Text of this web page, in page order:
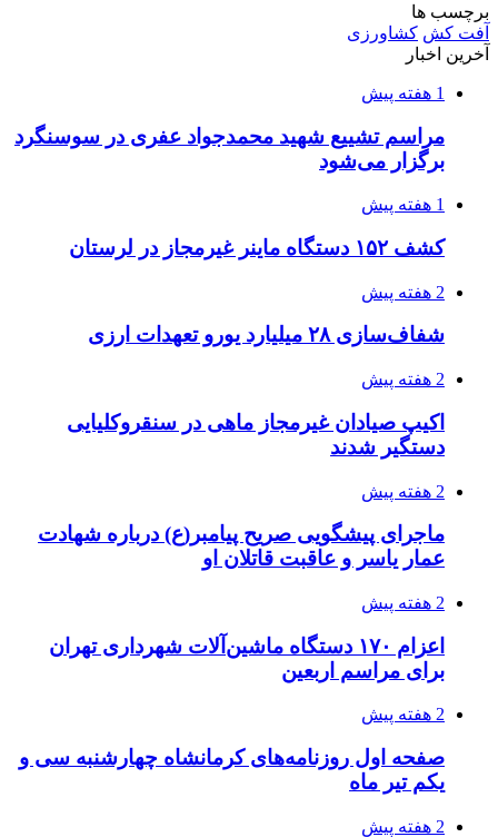
برچسب ها
آفت کش کشاورزی
آخرین اخبار
1 هفته پیش
مراسم تشییع شهید محمدجواد عفری در سوسنگرد
برگزار می‌شود
1 هفته پیش
کشف ۱۵۲ دستگاه ماینر غیرمجاز در لرستان
2 هفته پیش
شفاف‌سازی ۲۸ میلیارد یورو تعهدات ارزی
2 هفته پیش
اکیپ صیادان غیرمجاز ماهی در سنقروکلیایی
دستگیر شدند
2 هفته پیش
ماجرای پیشگویی صریح پیامبر(ع) درباره شهادت
عمار یاسر و عاقبت قاتلان او
2 هفته پیش
اعزام ۱۷۰ دستگاه ماشین‌آلات شهرداری تهران
برای مراسم اربعین
2 هفته پیش
صفحه اول روزنامه‌های کرمانشاه چهارشنبه سی و
یکم تیر ماه
2 هفته پیش